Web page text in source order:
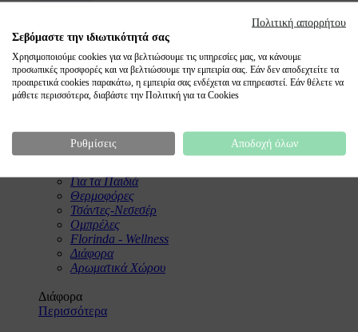
Επιτραπέζια
Διακοσμητικά
Λαμπάκια
Φωτιστικά οροφής
Λαμπάκια
Περισσότερα
Για τα Παιδιά
Θερμοφόρες
Τσάντες-Νεσεσέρ
Ομπρέλες
Florinda - Wellness
Διάφορα
Αρωματικά Χώρου
Διάφορα
Περισσότερα
Πολιτική απορρήτου
Σεβόμαστε την ιδιωτικότητά σας
Χρησιμοποιούμε cookies για να βελτιώσουμε τις υπηρεσίες μας, να κάνουμε
προσωπικές προσφορές και να βελτιώσουμε την εμπειρία σας. Εάν δεν αποδεχτείτε τα
προαιρετικά cookies παρακάτω, η εμπειρία σας ενδέχεται να επηρεαστεί. Εάν θέλετε να
μάθετε περισσότερα, διαβάστε την Πολιτική για τα Cookies
Ρυθμίσεις Αποδοχή όλων